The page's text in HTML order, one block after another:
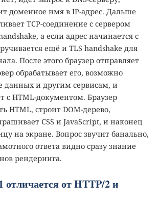
доменное имя в IP-адрес. Дальше
TCP-соединение с сервером
а если адрес начинается с
ещё и TLS handshake для
После этого браузер отправляет
обрабатывает его, возможно
данных и другим сервисам, и
с HTML-документом. Браузер
HTML, строит DOM-дерево,
CSS и JavaScript, и наконец
на экране. Вопрос звучит банально,
ответа видно сразу знание
рендеринга.
от HTTP/2 и